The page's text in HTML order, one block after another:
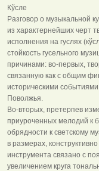
Кўсле
Разговор о музыкальной
из характернейших черт
исполнения на гуслях
стойкость гусельного
причинами: во-первых,
связанную как с общим
историческими
Поволжья.
Во-вторых, претерпев
приуроченных мелодий к
обрядности к светскому
в размерах,
инструмента связано с
увеличением круга